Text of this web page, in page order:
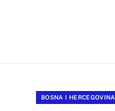
BOSNA I HERCEGOVINA